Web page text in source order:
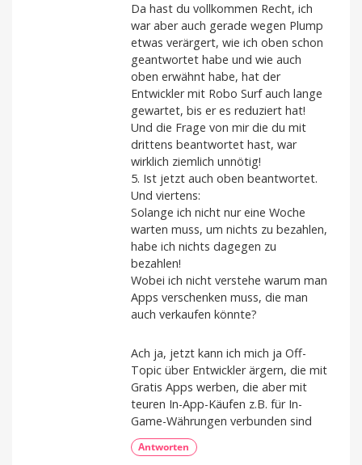
Da hast du vollkommen Recht, ich
war aber auch gerade wegen Plump
etwas verärgert, wie ich oben schon
geantwortet habe und wie auch
oben erwähnt habe, hat der
Entwickler mit Robo Surf auch lange
gewartet, bis er es reduziert hat!
Und die Frage von mir die du mit
drittens beantwortet hast, war
wirklich ziemlich unnötig!
5. Ist jetzt auch oben beantwortet.
Und viertens:
Solange ich nicht nur eine Woche
warten muss, um nichts zu bezahlen,
habe ich nichts dagegen zu
bezahlen!
Wobei ich nicht verstehe warum man
Apps verschenken muss, die man
auch verkaufen könnte?
Ach ja, jetzt kann ich mich ja Off-
Topic über Entwickler ärgern, die mit
Gratis Apps werben, die aber mit
teuren In-App-Käufen z.B. für In-
Game-Währungen verbunden sind
Antworten